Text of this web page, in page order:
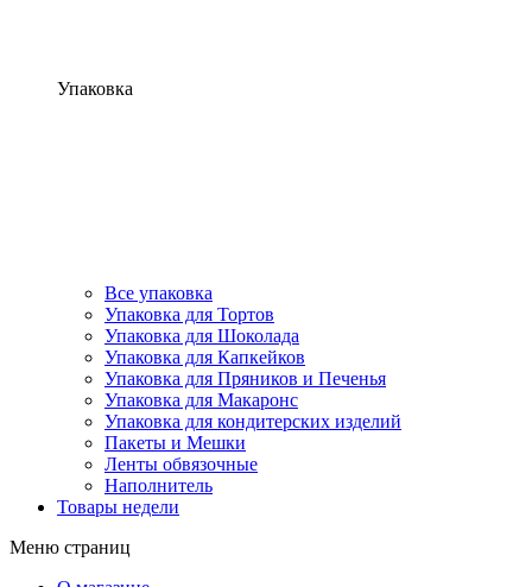
Упаковка
Все упаковка
Упаковка для Тортов
Упаковка для Шоколада
Упаковка для Капкейков
Упаковка для Пряников и Печенья
Упаковка для Макаронс
Упаковка для кондитерских изделий
Пакеты и Мешки
Ленты обвязочные
Наполнитель
Товары недели
Меню страниц